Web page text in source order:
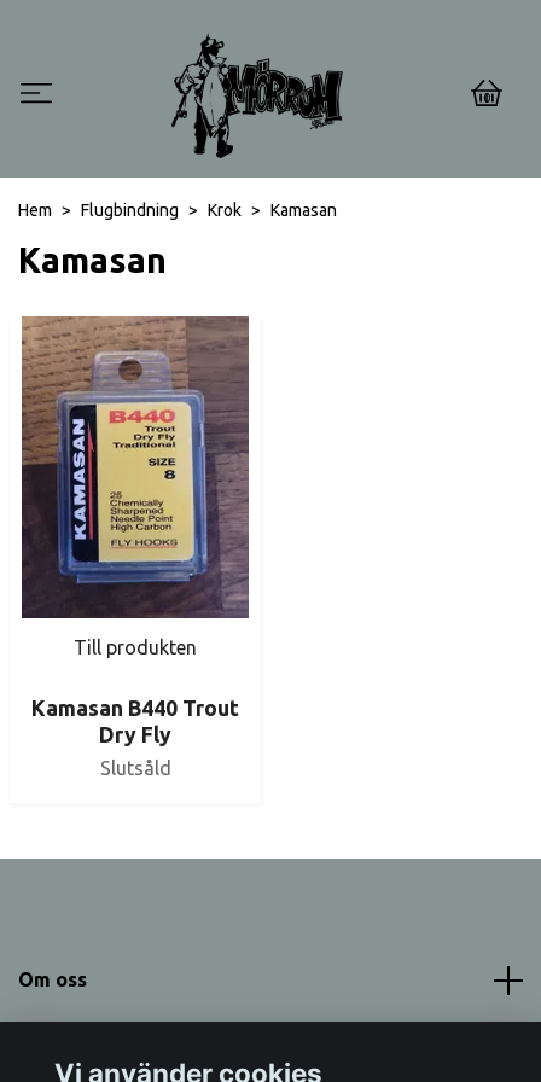
0
Hem Flugbindning Krok Kamasan
Kamasan
Till produkten
Kamasan B440 Trout
Dry Fly
Slutsåld
Om oss
Vi använder cookies